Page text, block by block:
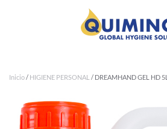
Ir al contenido principal
Inicio/ HIGIENE PERSONAL / DREAMHAND GEL HD 5L